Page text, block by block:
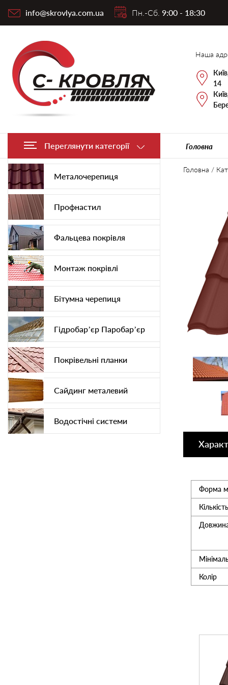
info@skrovlya.com.ua Пн.-Сб. 9:00 - 18:30
Наша
14
Переглянути категорії Головна
Металочерепиця
Профнастил
Фальцева покрівля
Монтаж покрівлі
Бітумна черепиця
Гідробар’єр Паробар’єр
Покрівельні планки
Сайдинг металевий
Водостічні системи
Головна /
Форма
Колір